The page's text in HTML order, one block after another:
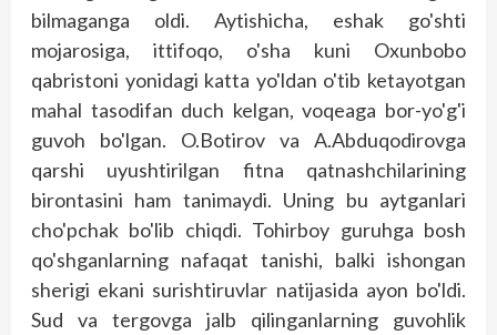
bilmaganga oldi. Aytishicha, eshak go'shti
mojarosiga, ittifoqo, o'sha kuni Oxunbobo
qabristoni yonidagi katta yo'ldan o'tib ketayotgan
mahal tasodifan duch kelgan, voqeaga bor-yo'g'i
guvoh bo'lgan. O.Botirov va A.Abduqodirovga
qarshi uyushtirilgan fitna qatnashchilarining
birontasini ham tanimaydi. Uning bu aytganlari
cho'pchak bo'lib chiqdi. Tohirboy guruhga bosh
qo'shganlarning nafaqat tanishi, balki ishongan
sherigi ekani surishtiruvlar natijasida ayon bo'ldi.
Sud va tergovga jalb qilinganlarning guvohlik